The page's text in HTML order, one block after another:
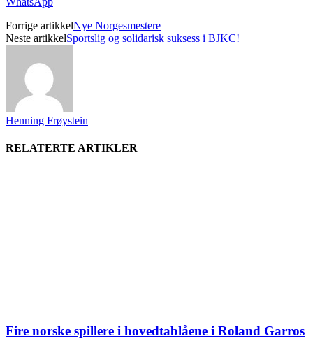
Forrige artikkelNye Norgesmestere
Neste artikkelSportslig og solidarisk suksess i BJKC!
Henning Frøystein
RELATERTE ARTIKLER
Fire norske spillere i hovedtablåene i Roland Garros